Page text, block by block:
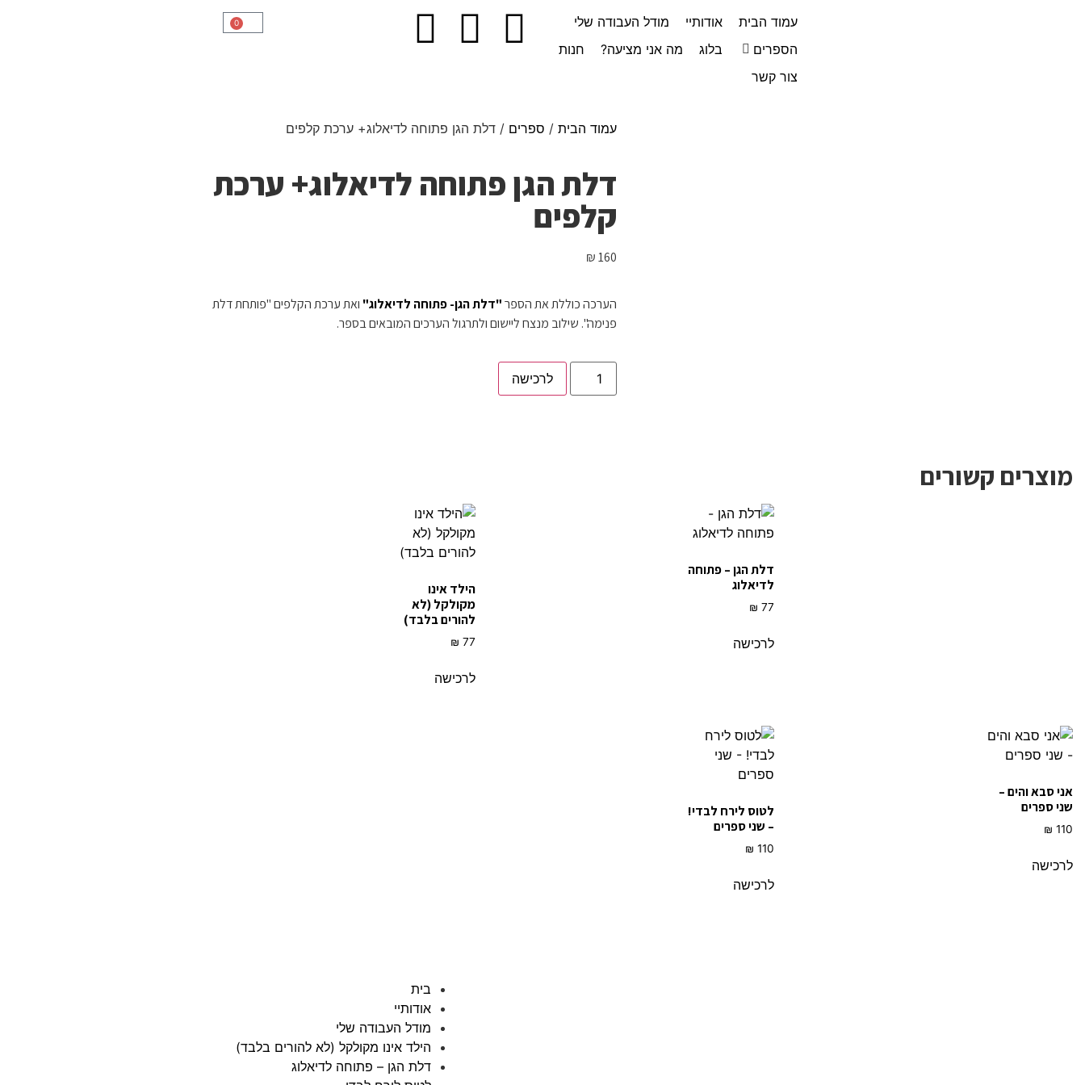
עמוד הבית אודותיי
מודל העבודה שלי
הספרים
בלוג מה אני מציעה?
חנות
צור קשר
0
עמוד הבית / ספרים / דלת הגן פתוחה לדיאלוג+ ערכת קלפים
דלת הגן פתוחה לדיאלוג+ ערכת
קלפים
₪160
הערכה כוללת את הספר"דלת הגן- פתוחה לדיאלוג" ואת ערכת הקלפים "פותחת דלת
פנימה". שילוב מנצח ליישום ולתרגול הערכים המובאים בספר.
לרכישה
מוצרים קשורים
דלת הגן – פתוחה
לדיאלוג
₪ 77
לרכישה
הילד אינו
מקולקל (לא
להורים בלבד)
₪ 77
לרכישה
אני סבא והים –
שני ספרים
₪ 110
לרכישה
לטוס לירח לבדי!
– שני ספרים
₪ 110
לרכישה
בית
אודותיי
מודל העבודה שלי
הילד אינו מקולקל (לא להורים בלבד)
דלת הגן – פתוחה לדיאלוג